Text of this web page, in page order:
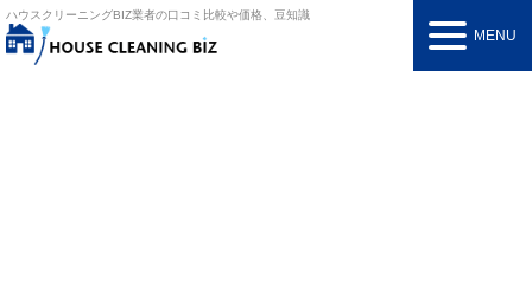
ハウスクリーニングBIZ業者の口コミ比較や価格、豆知識
MENU